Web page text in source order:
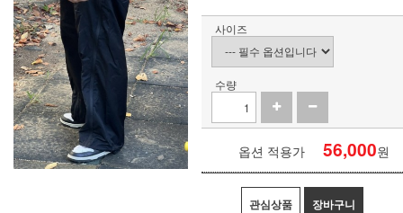
사이즈
수량
옵션 적용가 56,000원
관심상품 장바구니